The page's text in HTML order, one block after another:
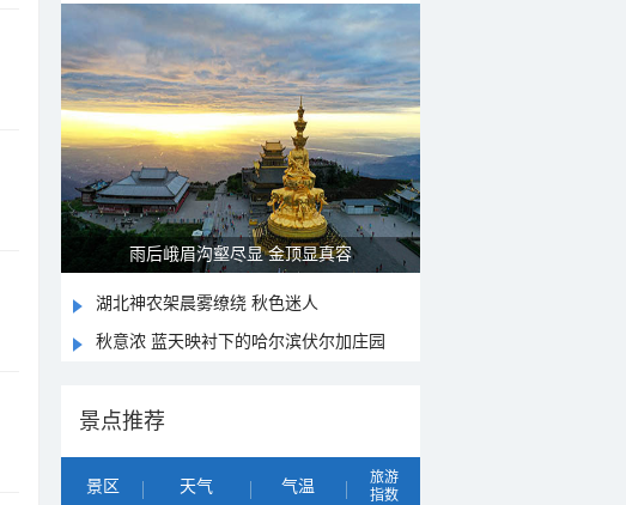
雨后峨眉沟壑尽显 金顶显真容
湖北神农架晨雾缭绕 秋色迷人
秋意浓 蓝天映衬下的哈尔滨伏尔加庄园
景点推荐
景区 天气 气温
旅游
指数